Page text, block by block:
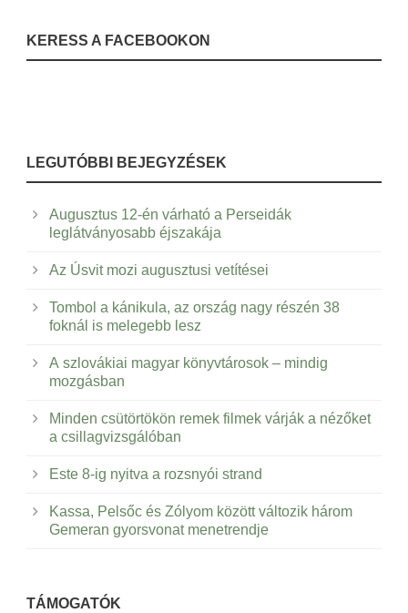
KERESS A FACEBOOKON
LEGUTÓBBI BEJEGYZÉSEK
Augusztus 12-én várható a Perseidák
leglátványosabb éjszakája
Az Úsvit mozi augusztusi vetítései
Tombol a kánikula, az ország nagy részén 38
foknál is melegebb lesz
A szlovákiai magyar könyvtárosok – mindig
mozgásban
Minden csütörtökön remek filmek várják a nézőket
a csillagvizsgálóban
Este 8-ig nyitva a rozsnyói strand
Kassa, Pelsőc és Zólyom között változik három
Gemeran gyorsvonat menetrendje
TÁMOGATÓK